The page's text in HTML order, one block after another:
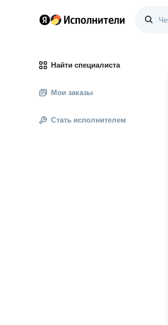
Найти специалиста
Мои заказы
Стать исполнителем